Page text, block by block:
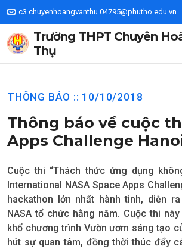
c3.chuyenhoangvanthu.04795@phutho.edu.vn
Trường THPT Chuyên
Thụ
THÔNG BÁO :: 10/10/2018
Thông báo về cuộc
Apps Challenge
Cuộc thi “Thách thức ứng dụng
International NASA Space Apps
hackathon lớn nhất hành tinh, diễn
NASA tổ chức hằng năm. Cuộc thi
khổ chương trình Vườn ươm sáng tạo
hút sự quan tâm, đồng thời thúc đẩy